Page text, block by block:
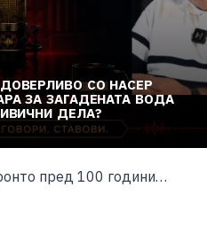
СО НАСЕР
ЗА ЗАГАДЕНАТА ВОДА
ДЕЛА?